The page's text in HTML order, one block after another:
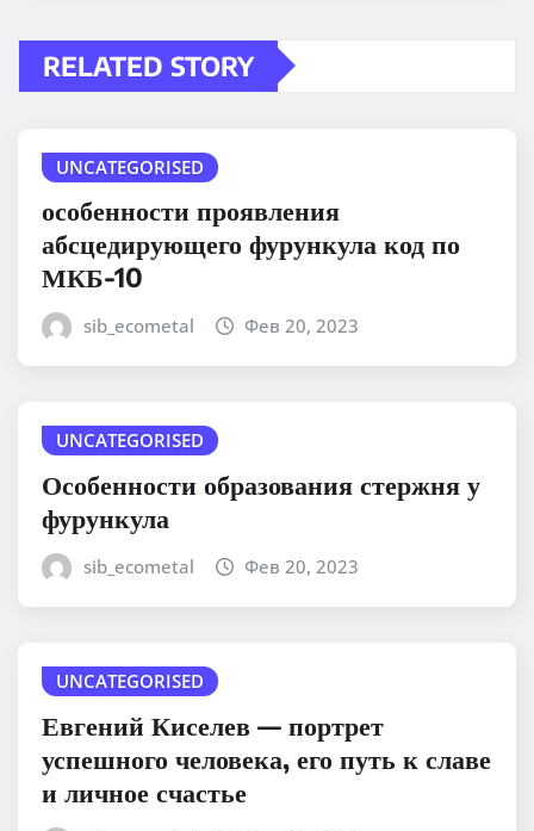
RELATED STORY
UNCATEGORISED
особенности проявления
абсцедирующего фурункула код по
МКБ-10
sib_ecometal Фев 20, 2023
UNCATEGORISED
Особенности образования стержня у
фурункула
sib_ecometal Фев 20, 2023
UNCATEGORISED
Евгений Киселев — портрет
успешного человека, его путь к славе
и личное счастье